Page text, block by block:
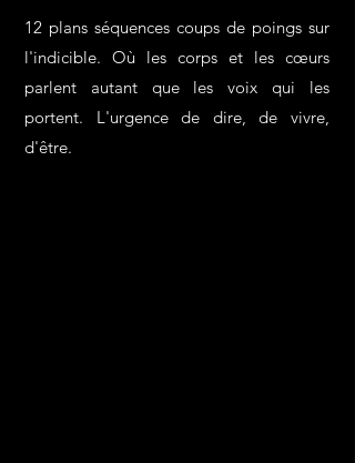
12 plans séquences coups de poings sur
l'indicible. Où les corps et les cœurs
parlent autant que les voix qui les
portent. L'urgence de dire, de vivre,
d'être.